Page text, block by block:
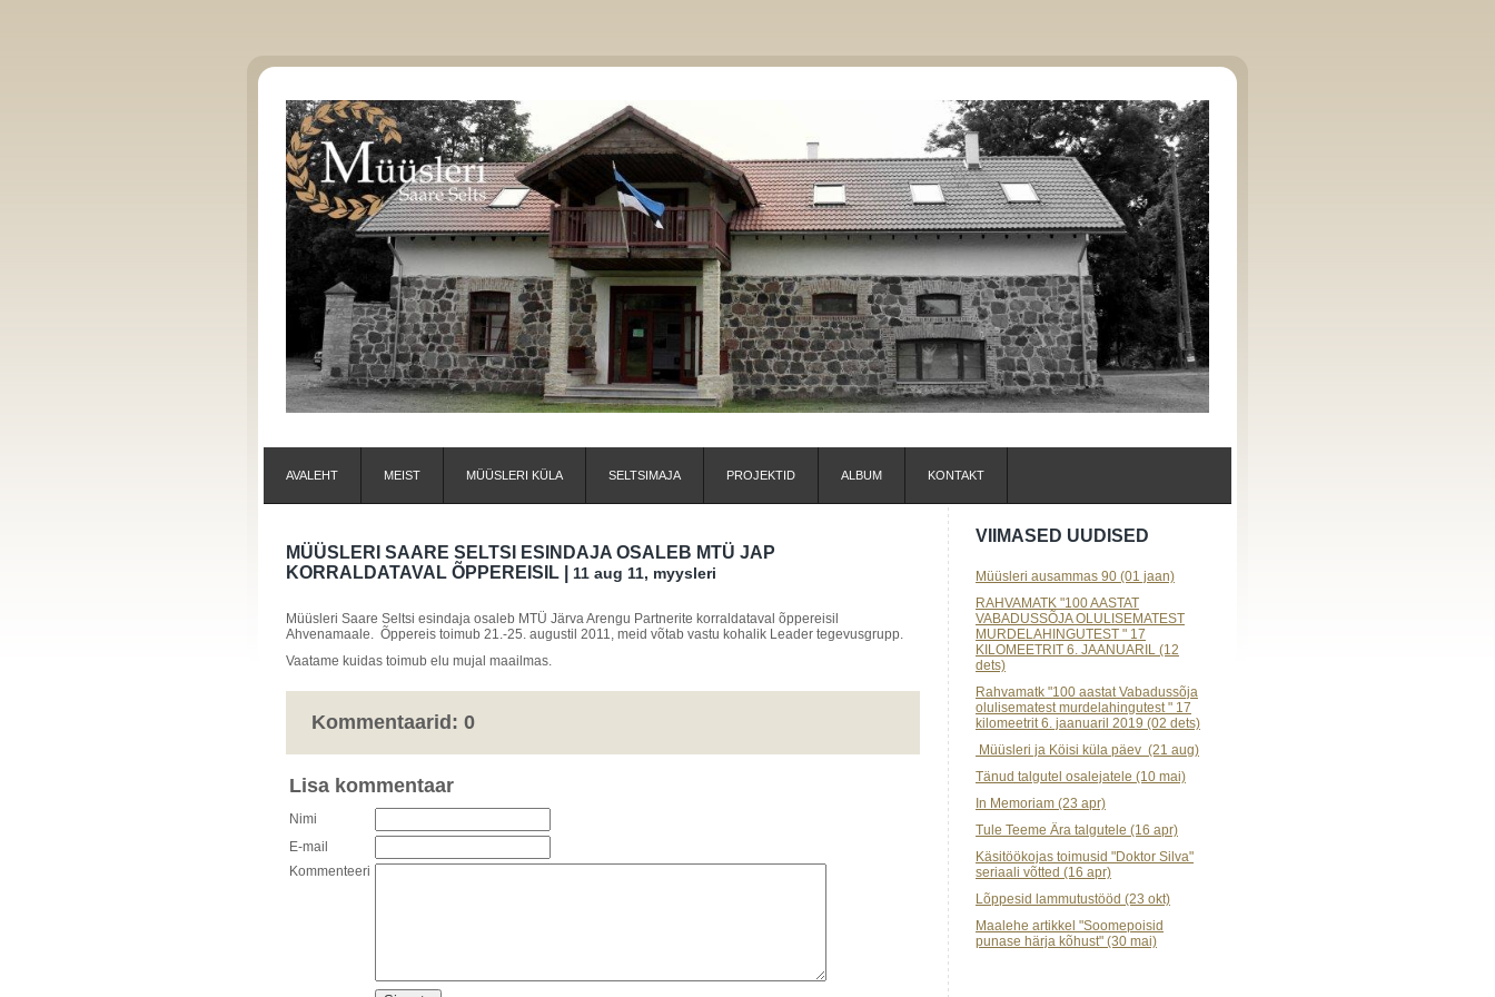
AVALEHT MEIST MÜÜSLERI KÜLA SELTSIMAJA PROJEKTID ALBUM KONTAKT
MÜÜSLERI SAARE SELTSI ESINDAJA OSALEB MTÜ JAP
KORRALDATAVAL ÕPPEREISIL | 11 aug 11, myysleri
Müüsleri Saare Seltsi esindaja osaleb MTÜ Järva Arengu Partnerite korraldataval õppereisil
Ahvenamaale. Õppereis toimub 21.-25. augustil 2011, meid võtab vastu kohalik Leader tegevusgrupp.
Vaatame kuidas toimub elu mujal maailmas.
Kommentaarid: 0
Lisa kommentaar
Nimi
E-mail
Kommenteeri
VIIMASED UUDISED
Müüsleri ausammas 90 (01 jaan)
RAHVAMATK "100 AASTAT
VABADUSSÕJA OLULISEMATEST
MURDELAHINGUTEST " 17
KILOMEETRIT 6. JAANUARIL (12
dets)
Rahvamatk "100 aastat Vabadussõja
olulisematest murdelahingutest " 17
kilomeetrit 6. jaanuaril 2019 (02 dets)
Müüsleri ja Köisi küla päev (21 aug)
Tänud talgutel osalejatele (10 mai)
In Memoriam (23 apr)
Tule Teeme Ära talgutele (16 apr)
Käsitöökojas toimusid "Doktor Silva"
seriaali võtted (16 apr)
Lõppesid lammutustööd (23 okt)
Maalehe artikkel "Soomepoisid
punase härja kõhust" (30 mai)